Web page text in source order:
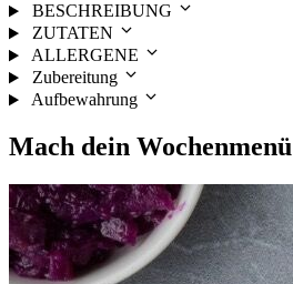
BESCHREIBUNG
ZUTATEN
ALLERGENE
Zubereitung
Aufbewahrung
Mach dein Wochenmenü